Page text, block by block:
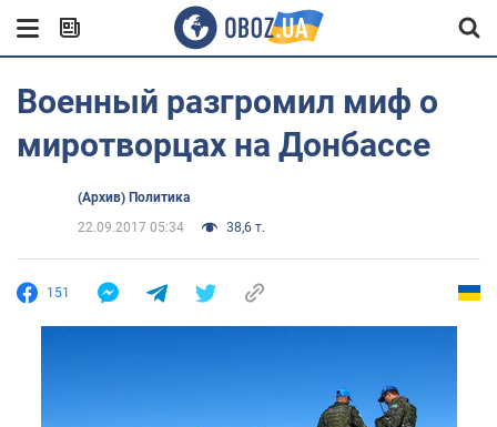
Военный разгромил миф о
миротворцах на Донбассе
(Архив) Политика
22.09.2017 05:34
38,6 т.
151